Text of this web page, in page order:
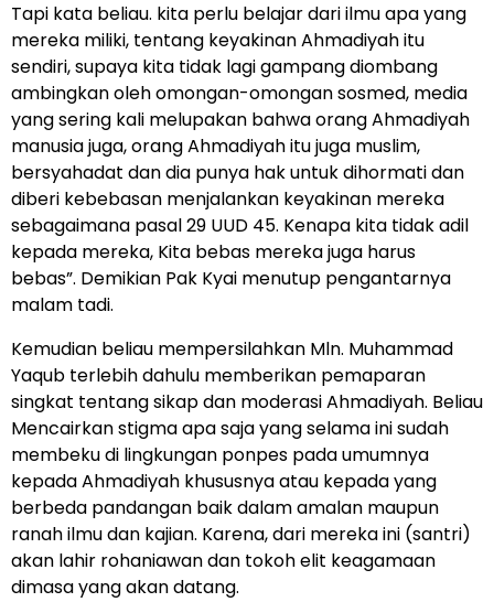
Tapi kata beliau. kita perlu belajar dari ilmu apa yang
mereka miliki, tentang keyakinan Ahmadiyah itu
sendiri, supaya kita tidak lagi gampang diombang
ambingkan oleh omongan-omongan sosmed, media
yang sering kali melupakan bahwa orang Ahmadiyah
manusia juga, orang Ahmadiyah itu juga muslim,
bersyahadat dan dia punya hak untuk dihormati dan
diberi kebebasan menjalankan keyakinan mereka
sebagaimana pasal 29 UUD 45. Kenapa kita tidak adil
kepada mereka, Kita bebas mereka juga harus
bebas”. Demikian Pak Kyai menutup pengantarnya
malam tadi.
Kemudian beliau mempersilahkan Mln. Muhammad
Yaqub terlebih dahulu memberikan pemaparan
singkat tentang sikap dan moderasi Ahmadiyah. Beliau
Mencairkan stigma apa saja yang selama ini sudah
membeku di lingkungan ponpes pada umumnya
kepada Ahmadiyah khususnya atau kepada yang
berbeda pandangan baik dalam amalan maupun
ranah ilmu dan kajian. Karena, dari mereka ini (santri)
akan lahir rohaniawan dan tokoh elit keagamaan
dimasa yang akan datang.